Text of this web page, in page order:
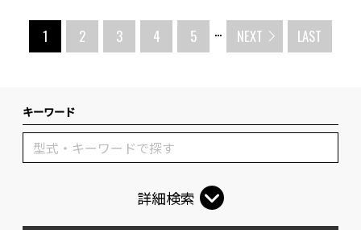
1 2 3 4 5 ... NEXT LAST
キーワード
詳細検索